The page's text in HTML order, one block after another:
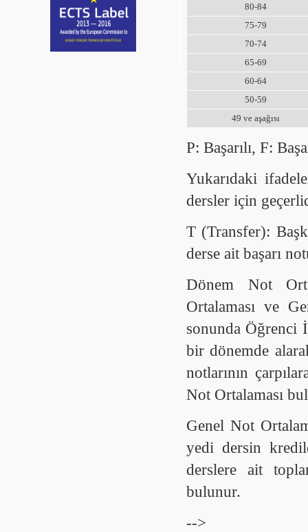
80-84
75-79
70-74
65-69
60-64
50-59
49 ve aşağısı
P: Başarılı, F:
Yukarıdaki
dersler için
T (Transfer):
derse ait başarı
Dönem Not
Ortalaması ve
sonunda Öğrenci
bir dönemde
notlarının
Not Ortalaması
Genel Not
yedi dersin
derslere ait
bulunur.
-->